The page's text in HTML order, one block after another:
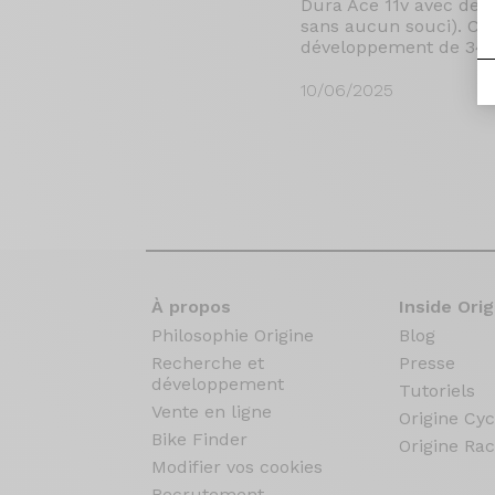
Dura Ace 11v avec
sans aucun souci).
développement de
10/06/2025
À propos
Philosophie Origine
Recherche et
développement
Vente en ligne
Bike Finder
Modifier vos cookies
Inside
Blog
Presse
Tutoriels
Origine
Origine